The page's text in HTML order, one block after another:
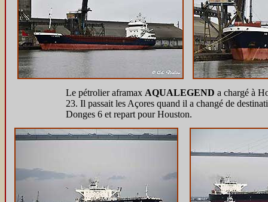
Le pétrolier aframax AQUALEGEND a chargé à
23. Il passait les Açores quand il a changé de
Donges 6 et repart pour Houston.